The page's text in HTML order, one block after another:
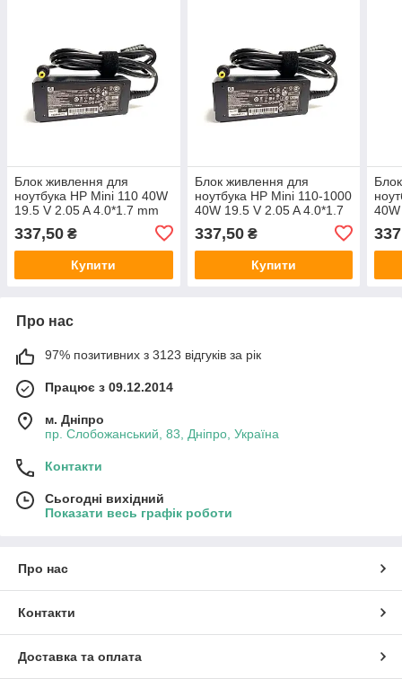
Блок живлення для
ноутбука HP Mini 110 40W
19.5 V 2.05 A 4.0*1.7 mm
337,50 ₴
Купити
Блок живлення для
ноутбука HP Mini 110-1000
40W 19.5 V 2.05 A 4.0*1.7
337,50₴
Купити
Про нас
97% позитивних з 3123 відгуків за рік
Працює з 09.12.2014
м. Дніпро
пр. Слобожанський, 83, Дніпро, Україна
Контакти
Сьогодні вихідний
Показати весь графік роботи
Про нас
Контакти
Доставка та оплата